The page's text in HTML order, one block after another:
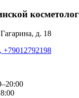
д. 18
+79012792198